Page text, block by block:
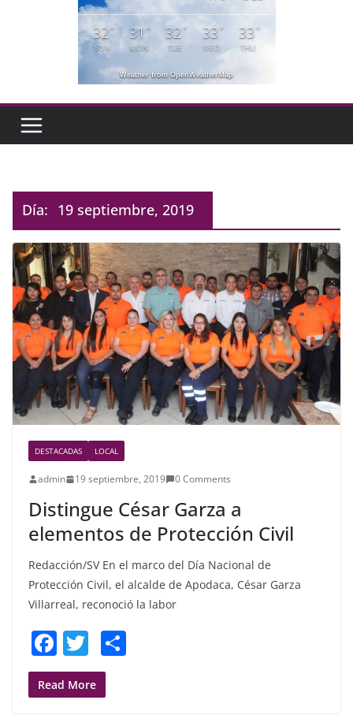
32°
SUN
31 °
MON
32°
TUE
33°
WED
33°
THU
Weather from OpenWeatherMap
Día: 19 septiembre, 2019
DESTACADAS LOCAL
admin 19 septiembre, 2019 0 Comments
Distingue César Garza a
elementos de Protección Civil
Redacción/SV En el marco del Día Nacional de
Protección Civil, el alcalde de Apodaca, César Garza
Villarreal, reconoció la labor
F
a
c
T
w
itt
Read More